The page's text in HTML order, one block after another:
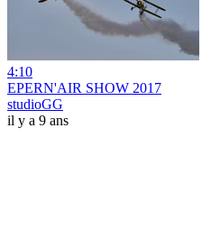
4:10
EPERN'AIR SHOW 2017
studioGG
il y a 9 ans